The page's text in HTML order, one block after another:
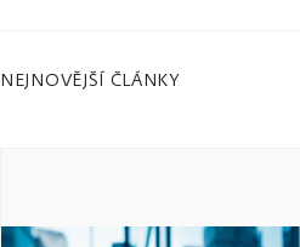
NEJNOVĚJŠÍ ČLÁNKY